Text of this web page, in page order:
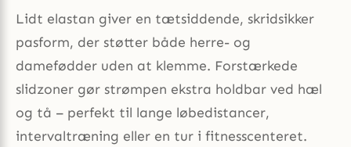
Lidt elastan giver en tætsiddende, skridsikker
pasform, der støtter både herre- og
damefødder uden at klemme. Forstærkede
slidzoner gør strømpen ekstra holdbar ved hæl
og tå – perfekt til lange løbedistancer,
intervaltræning eller en tur i fitnesscenteret.